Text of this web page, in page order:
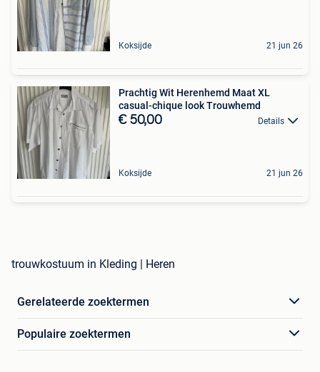
Koksijde 21 jun 26
Prachtig Wit Herenhemd Maat XL
casual-chique look Trouwhemd
€ 50,00 Details
Koksijde 21 jun 26
trouwkostuum in Kleding | Heren
Gerelateerde zoektermen
Populaire zoektermen